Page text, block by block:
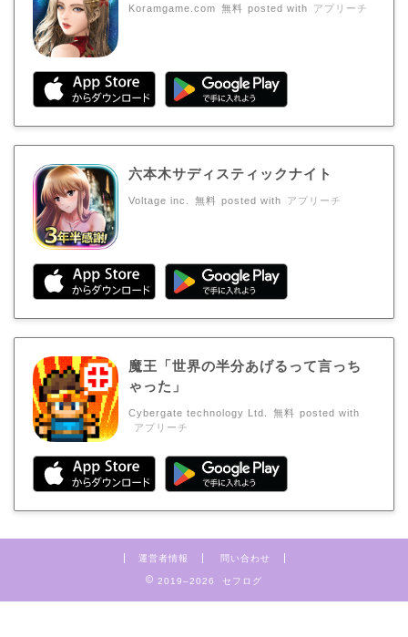
Koramgame.com 無料 posted with アプリーチ
六本木サディスティックナイト
Voltage inc. 無料 posted with アプリーチ
魔王「世界の半分あげるって言っち
ゃった」
Cybergate technology Ltd. 無料 posted with
アプリーチ
運営者情報 問い合わせ
2019–2026 セフログ